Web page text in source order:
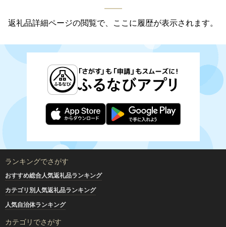
返礼品詳細ページの閲覧で、ここに履歴が表示されます。
ランキングでさがす
おすすめ総合人気返礼品ランキング
カテゴリ別人気返礼品ランキング
人気自治体ランキング
カテゴリでさがす